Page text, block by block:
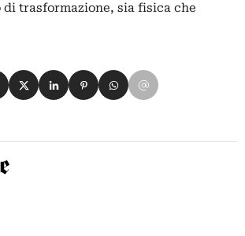
di trasformazione, sia fisica che
su Facebook
Condividi su X
Condividi su LinkedIn
Condividi su Pinterest
Condividi su WhatsApp
Condividi su Email